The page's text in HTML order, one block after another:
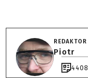
REDAKTOR
Piotr
4408